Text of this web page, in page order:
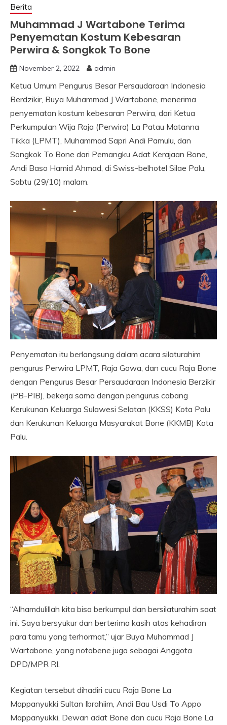
Berita
Muhammad J Wartabone Terima
Penyematan Kostum Kebesaran
Perwira & Songkok To Bone
November 2, 2022 admin
Ketua Umum Pengurus Besar Persaudaraan Indonesia
Berdzikir, Buya Muhammad J Wartabone, menerima
penyematan kostum kebesaran Perwira, dari Ketua
Perkumpulan Wija Raja (Perwira) La Patau Matanna
Tikka (LPMT), Muhammad Sapri Andi Pamulu, dan
Songkok To Bone dari Pemangku Adat Kerajaan Bone,
Andi Baso Hamid Ahmad, di Swiss-belhotel Silae Palu,
Sabtu (29/10) malam.
Penyematan itu berlangsung dalam acara silaturahim
pengurus Perwira LPMT, Raja Gowa, dan cucu Raja Bone
dengan Pengurus Besar Persaudaraan Indonesia Berzikir
(PB-PIB), bekerja sama dengan pengurus cabang
Kerukunan Keluarga Sulawesi Selatan (KKSS) Kota Palu
dan Kerukunan Keluarga Masyarakat Bone (KKMB) Kota
Palu.
“Alhamdulillah kita bisa berkumpul dan bersilaturahim saat
ini. Saya bersyukur dan berterima kasih atas kehadiran
para tamu yang terhormat,” ujar Buya Muhammad J
Wartabone, yang notabene juga sebagai Anggota
DPD/MPR RI.
Kegiatan tersebut dihadiri cucu Raja Bone La
Mappanyukki Sultan Ibrahiim, Andi Bau Usdi To Appo
Mappanyukki, Dewan adat Bone dan cucu Raja Bone La